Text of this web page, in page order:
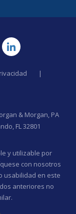
|
& Morgan, PA
FL 32801
y utilizable por
con nosotros
usabilidad en este
anteriores no